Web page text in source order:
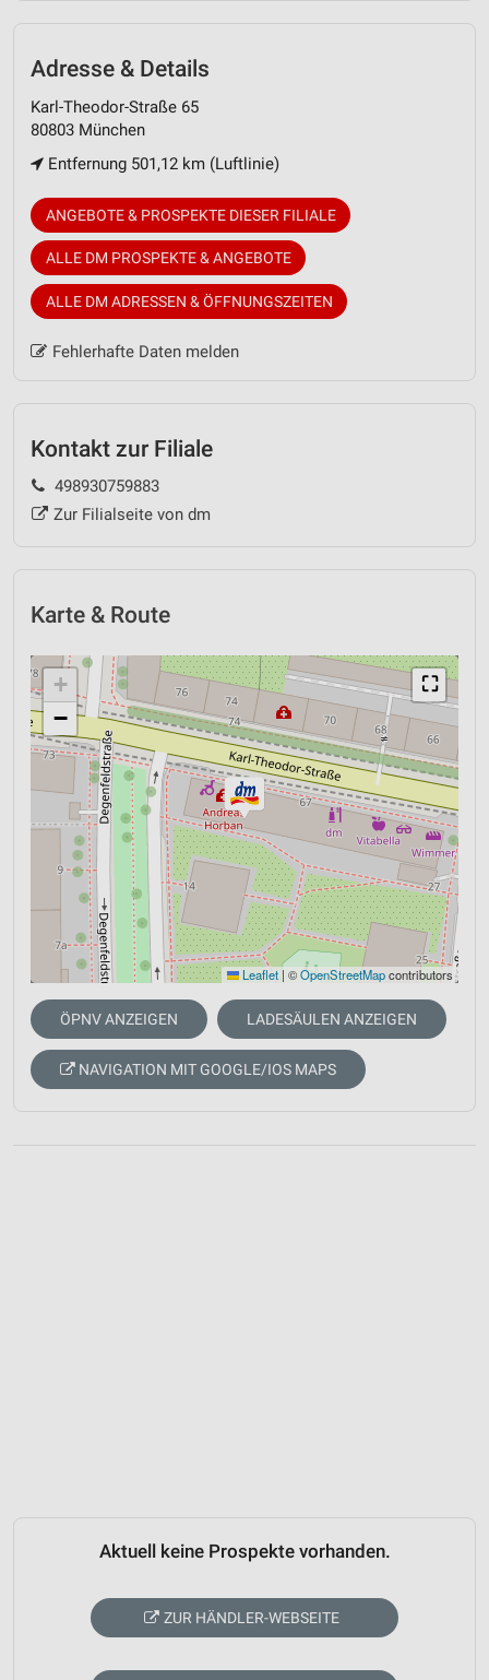
Adresse & Details
Karl-Theodor-Straße 65
80803 München
Entfernung 501,12 km (Luftlinie)
ANGEBOTE & PROSPEKTE DIESER FILIALE
ALLE DM PROSPEKTE & ANGEBOTE
ALLE DM ADRESSEN & ÖFFNUNGSZEITEN
Fehlerhafte Daten melden
Kontakt zur Filiale
498930759883
Zur Filialseite von dm
Karte & Route
⛶
+
−
Leaflet | ©OpenStreetMapcontributors
ÖPNV ANZEIGEN LADESÄULEN ANZEIGEN
NAVIGATION MIT GOOGLE/IOS MAPS
Aktuell keine Prospekte vorhanden.
ZUR HÄNDLER-WEBSEITE